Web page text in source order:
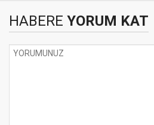
HABERE YORUM KAT